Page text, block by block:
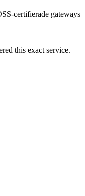
certifierade gateways
this exact service.